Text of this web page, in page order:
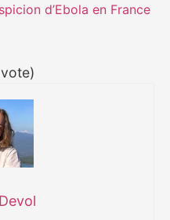
d’Ebola en France